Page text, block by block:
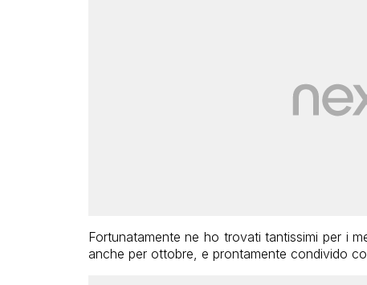
Fortunatamente ne ho trovati tantissimi per i
anche per ottobre, e prontamente condivido